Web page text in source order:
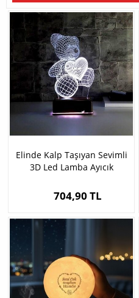
Elinde Kalp Taşıyan Sevimli
3D Led Lamba Ayıcık
704,90 TL